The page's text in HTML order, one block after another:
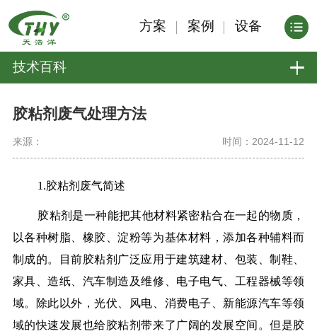
方案 案例 设备
技术百科
胶粘剂废气处理方法
来源： 时间：2024-11-12
1.胶粘剂废气简述
胶粘剂是一种能把其他材料紧密粘合在一起的物质，
以各种树脂、橡胶、淀粉等为基体材料，添加各种辅料而
制成的。目前胶粘剂广泛应用于建筑建材、包装、制鞋、
家具、造纸、汽车制造及维修、电子电气、工程器械等领
域。除此以外，光伏、风电、消费电子、新能源汽车等领
域的快速发展也给胶粘剂带来了广阔的发展空间。但是胶